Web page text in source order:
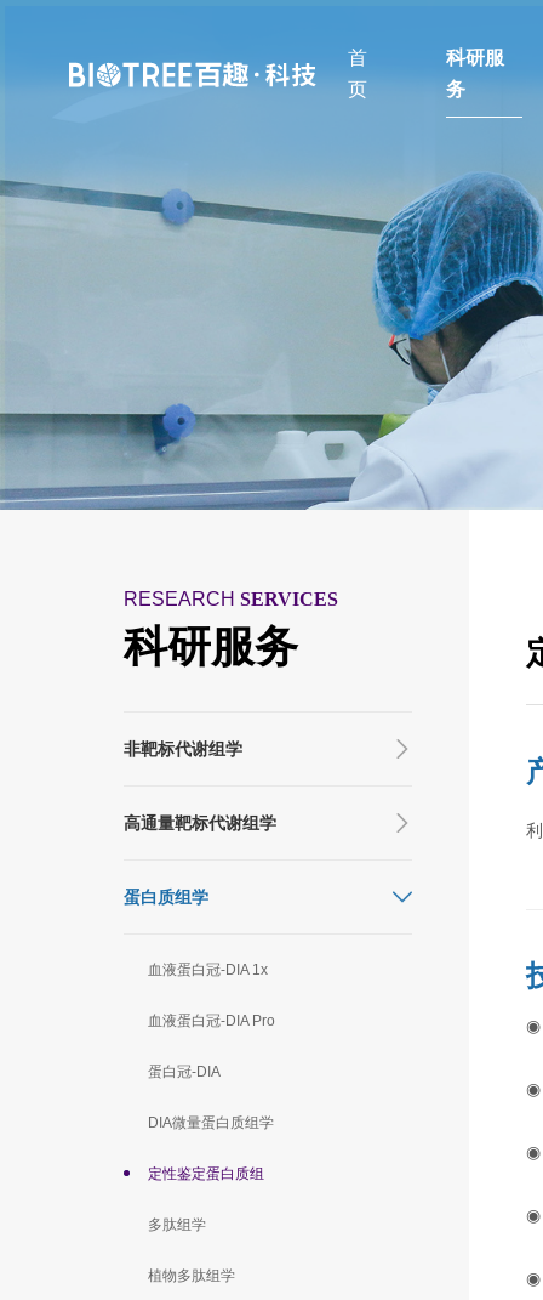
首
页
科研服
务
RESEARCH SERVICES
科研服务
非靶标代谢组学
高通量靶标代谢组学
蛋白质组学
血液蛋白冠-DIA 1x
血液蛋白冠-DIA Pro
蛋白冠-DIA
DIA微量蛋白质组学
定性鉴定蛋白质组
多肽组学
植物多肽组学
◉